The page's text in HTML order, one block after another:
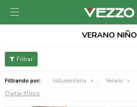

VERANO NIÑO
Filtrando por: Indumentaria Verano
Quitar filtros